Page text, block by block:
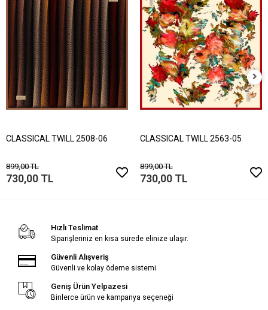
CLASSICAL TWILL 2508-06
899,00 TL
730,00 TL
CLASSICAL TWILL 2563-05
899,00 TL
730,00 TL
Hızlı Teslimat
Siparişleriniz en kısa sürede elinize ulaşır.
Güvenli Alışveriş
Güvenli ve kolay ödeme sistemi
Geniş Ürün Yelpazesi
Binlerce ürün ve kampanya seçeneği